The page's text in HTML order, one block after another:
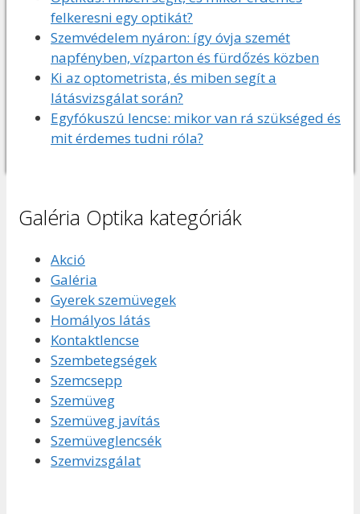
felkeresni egy optikát?
Szemvédelem nyáron: így óvja szemét
napfényben, vízparton és fürdőzés közben
Ki az optometrista, és miben segít a
látásvizsgálat során?
Egyfókuszú lencse: mikor van rá szükséged és
mit érdemes tudni róla?
Galéria Optika kategóriák
Akció
Galéria
Gyerek szemüvegek
Homályos látás
Kontaktlencse
Szembetegségek
Szemcsepp
Szemüveg
Szemüveg javítás
Szemüveglencsék
Szemvizsgálat